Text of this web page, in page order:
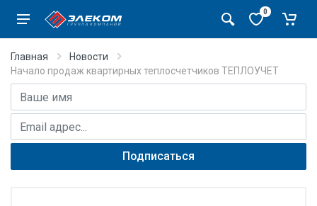
0
Главная
Новости
Начало продаж квартирных теплосчетчиков ТЕПЛОУЧЕТ
Имя
E-mail адрес
Подписаться